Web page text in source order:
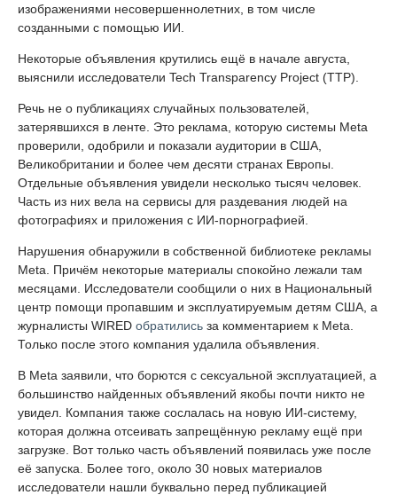
изображениями несовершеннолетних, в том числе
созданными с помощью ИИ.
Некоторые объявления крутились ещё в начале августа,
выяснили исследователи Tech Transparency Project (TTP).
Речь не о публикациях случайных пользователей,
затерявшихся в ленте. Это реклама, которую системы Meta
проверили, одобрили и показали аудитории в США,
Великобритании и более чем десяти странах Европы.
Отдельные объявления увидели несколько тысяч человек.
Часть из них вела на сервисы для раздевания людей на
фотографиях и приложения с ИИ-порнографией.
Нарушения обнаружили в собственной библиотеке рекламы
Meta. Причём некоторые материалы спокойно лежали там
месяцами. Исследователи сообщили о них в Национальный
центр помощи пропавшим и эксплуатируемым детям США, а
журналисты WIRED обратились за комментарием к Meta.
Только после этого компания удалила объявления.
В Meta заявили, что борются с сексуальной эксплуатацией, а
большинство найденных объявлений якобы почти никто не
увидел. Компания также сослалась на новую ИИ-систему,
которая должна отсеивать запрещённую рекламу ещё при
загрузке. Вот только часть объявлений появилась уже после
её запуска. Более того, около 30 новых материалов
исследователи нашли буквально перед публикацией